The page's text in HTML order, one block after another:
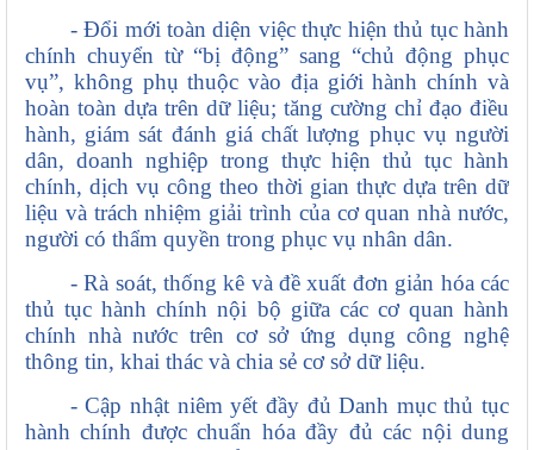
- Đổi mới toàn diện việc thực hiện thủ tục hành
chính chuyển từ “bị động” sang “chủ động phục
vụ”, không phụ thuộc vào địa giới hành chính và
hoàn toàn dựa trên dữ liệu; tăng cường chỉ đạo điều
hành, giám sát đánh giá chất lượng phục vụ người
dân, doanh nghiệp trong thực hiện thủ tục hành
chính, dịch vụ công theo thời gian thực dựa trên dữ
liệu và trách nhiệm giải trình của cơ quan nhà nước,
người có thẩm quyền trong phục vụ nhân dân.
- Rà soát, thống kê và đề xuất đơn giản hóa các
thủ tục hành chính nội bộ giữa các cơ quan hành
chính nhà nước trên cơ sở ứng dụng công nghệ
thông tin, khai thác và chia sẻ cơ sở dữ liệu.
- Cập nhật niêm yết đầy đủ Danh mục thủ tục
hành chính được chuẩn hóa đầy đủ các nội dung